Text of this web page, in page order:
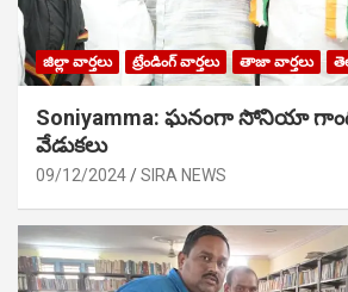
జిల్లా వార్తలు ట్రేండింగ్ వార్తలు తాజా వార్తలు
Soniyamma: ఘ‌నంగా సోనియా
వేడుక‌లు
09/12/2024 SIRA NEWS